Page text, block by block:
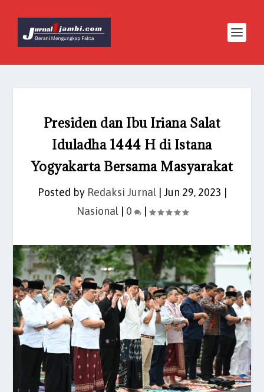
Presiden dan Ibu Iriana Salat
Iduladha 1444 H di Istana
Yogyakarta Bersama Masyarakat
Posted by Redaksi Jurnal| Jun 29, 2023
Nasional| 0 |